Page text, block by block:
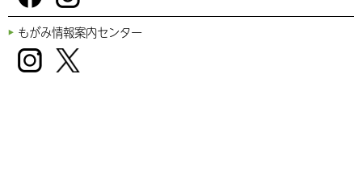
Fac
ebo
ok
Inst
agr
am
もがみ情報案内センター